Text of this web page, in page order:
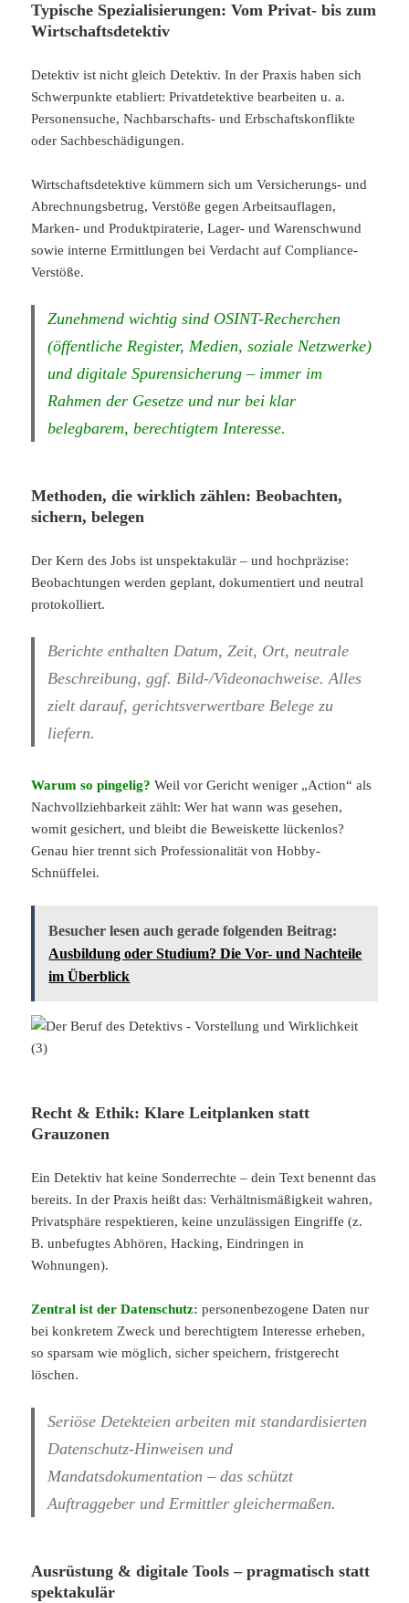
Typische Spezialisierungen: Vom Privat- bis zum
Wirtschaftsdetektiv
Detektiv ist nicht gleich Detektiv. In der Praxis haben sich
Schwerpunkte etabliert: Privatdetektive bearbeiten u. a.
Personensuche, Nachbarschafts- und Erbschaftskonflikte
oder Sachbeschädigungen.
Wirtschaftsdetektive kümmern sich um Versicherungs- und
Abrechnungsbetrug, Verstöße gegen Arbeitsauflagen,
Marken- und Produktpiraterie, Lager- und Warenschwund
sowie interne Ermittlungen bei Verdacht auf Compliance-
Verstöße.
Zunehmend wichtig sind OSINT-Recherchen
(öffentliche Register, Medien, soziale Netzwerke)
und digitale Spurensicherung – immer im
Rahmen der Gesetze und nur bei klar
belegbarem, berechtigtem Interesse.
Methoden, die wirklich zählen: Beobachten,
sichern, belegen
Der Kern des Jobs ist unspektakulär – und hochpräzise:
Beobachtungen werden geplant, dokumentiert und neutral
protokolliert.
Berichte enthalten Datum, Zeit, Ort, neutrale
Beschreibung, ggf. Bild-/Videonachweise. Alles
zielt darauf, gerichtsverwertbare Belege zu
liefern.
Warum so pingelig? Weil vor Gericht weniger „Action“ als
Nachvollziehbarkeit zählt: Wer hat wann was gesehen,
womit gesichert, und bleibt die Beweiskette lückenlos?
Genau hier trennt sich Professionalität von Hobby-
Schnüffelei.
Besucher lesen auch gerade folgenden Beitrag:
Ausbildung oder Studium? Die Vor- und Nachteile
im Überblick
Recht & Ethik: Klare Leitplanken statt
Grauzonen
Ein Detektiv hat keine Sonderrechte – dein Text benennt das
bereits. In der Praxis heißt das: Verhältnismäßigkeit wahren,
Privatsphäre respektieren, keine unzulässigen Eingriffe (z.
B. unbefugtes Abhören, Hacking, Eindringen in
Wohnungen).
Zentral ist der Datenschutz: personenbezogene Daten nur
bei konkretem Zweck und berechtigtem Interesse erheben,
so sparsam wie möglich, sicher speichern, fristgerecht
löschen.
Seriöse Detekteien arbeiten mit standardisierten
Datenschutz-Hinweisen und
Mandatsdokumentation – das schützt
Auftraggeber und Ermittler gleichermaßen.
Ausrüstung & digitale Tools – pragmatisch statt
spektakulär